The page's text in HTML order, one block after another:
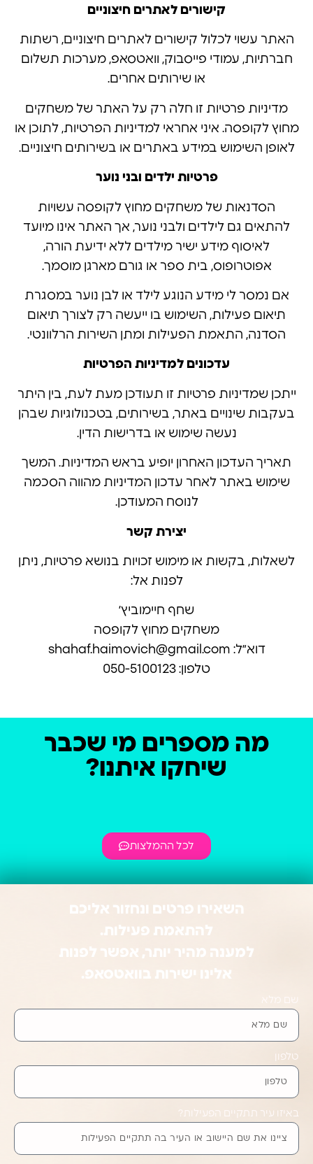
קישורים לאתרים חיצוניים
האתר עשוי לכלול קישורים לאתרים חיצוניים, רשתות
חברתיות, עמודי פייסבוק, וואטסאפ, מערכות תשלום
או שירותים אחרים.
מדיניות פרטיות זו חלה רק על האתר של משחקים
מחוץ לקופסה. איני אחראי למדיניות הפרטיות, לתוכן או
לאופן השימוש במידע באתרים או בשירותים חיצוניים.
פרטיות ילדים ובני נוער
הסדנאות של משחקים מחוץ לקופסה עשויות
להתאים גם לילדים ולבני נוער, אך האתר אינו מיועד
לאיסוף מידע ישיר מילדים ללא ידיעת הורה,
אפוטרופוס, בית ספר או גורם מארגן מוסמך.
אם נמסר לי מידע הנוגע לילד או לבן נוער במסגרת
תיאום פעילות, השימוש בו ייעשה רק לצורך תיאום
הסדנה, התאמת הפעילות ומתן השירות הרלוונטי.
עדכונים למדיניות הפרטיות
ייתכן שמדיניות פרטיות זו תעודכן מעת לעת, בין היתר
בעקבות שינויים באתר, בשירותים, בטכנולוגיות שבהן
נעשה שימוש או בדרישות הדין.
תאריך העדכון האחרון יופיע בראש המדיניות. המשך
שימוש באתר לאחר עדכון המדיניות מהווה הסכמה
לנוסח המעודכן.
יצירת קשר
לשאלות, בקשות או מימוש זכויות בנושא פרטיות, ניתן
לפנות אל:
שחף חיימוביץ׳
משחקים מחוץ לקופסה
דוא״ל: shahaf.haimovich@gmail.com
טלפון: 050-5100123
מה מספרים מי שכבר
שיחקו איתנו?
לכל ההמלצות
השאירו פרטים ונחזור אליכם
להתאמת פעילות.
למענה מהיר יותר, אפשר לפנות
אלינו ישירות בוואטסאפ.
טלפון
באיזו עיר תתקיים הפעילות?